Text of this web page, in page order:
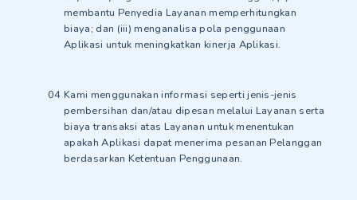
membantu Penyedia Layanan memperhitungkan
biaya; dan (iii) menganalisa pola penggunaan
Aplikasi untuk meningkatkan kinerja Aplikasi.
Kami menggunakan informasi seperti jenis-jenis
pembersihan dan/atau dipesan melalui Layanan serta
biaya transaksi atas Layanan untuk menentukan
apakah Aplikasi dapat menerima pesanan Pelanggan
berdasarkan Ketentuan Penggunaan.